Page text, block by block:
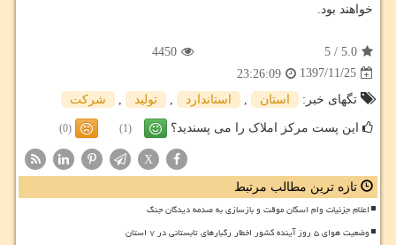
خواهند بود.
5.0
/
5
4450
1397/11/25
23:26:09
تگهای خبر:
استان استاندارد تولید شركت
این پست مرکز املاک را می پسندید؟ (1)
(0)
X
تازه ترین مطالب مرتبط
اعلام جزئیات وام اسکان موقت و بازسازی به صدمه دیدگان جنگ
وضعیت هوای ۵ روز آینده کشور اخطار رگبارهای تابستانی در ۷ استان